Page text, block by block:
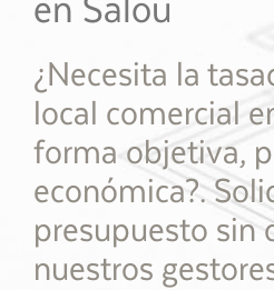
en Salou
¿Necesita la
local comercial
forma objetiva,
económica?.
presupuesto sin
nuestros